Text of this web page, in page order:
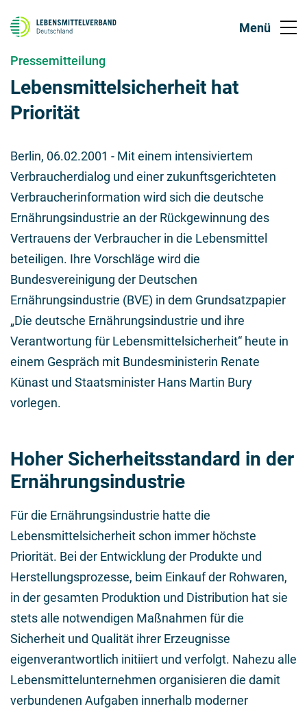
Pressemitteilung
Lebensmittelsicherheit hat
Priorität
Berlin, 06.02.2001 - Mit einem intensiviertem
Verbraucherdialog und einer zukunftsgerichteten
Verbraucherinformation wird sich die deutsche
Ernährungsindustrie an der Rückgewinnung des
Vertrauens der Verbraucher in die Lebensmittel
beteiligen. Ihre Vorschläge wird die
Bundesvereinigung der Deutschen
Ernährungsindustrie (BVE) in dem Grundsatzpapier
„Die deutsche Ernährungsindustrie und ihre
Verantwortung für Lebensmittelsicherheit“ heute in
einem Gespräch mit Bundesministerin Renate
Künast und Staatsminister Hans Martin Bury
vorlegen.
Hoher Sicherheitsstandard in der
Ernährungsindustrie
Für die Ernährungsindustrie hatte die
Lebensmittelsicherheit schon immer höchste
Priorität. Bei der Entwicklung der Produkte und
Herstellungsprozesse, beim Einkauf der Rohwaren,
in der gesamten Produktion und Distribution hat sie
stets alle notwendigen Maßnahmen für die
Sicherheit und Qualität ihrer Erzeugnisse
eigenverantwortlich initiiert und verfolgt. Nahezu alle
Lebensmittelunternehmen organisieren die damit
verbundenen Aufgaben innerhalb moderner